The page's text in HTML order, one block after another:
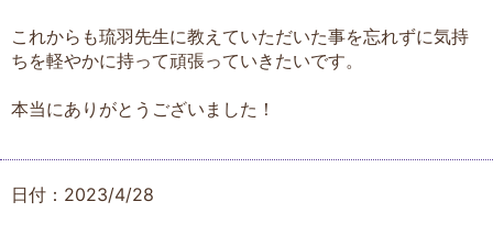
これからも琉羽先生に教えていただいた事を忘れずに気持
ちを軽やかに持って頑張っていきたいです。
本当にありがとうございました！
日付：2023/4/28